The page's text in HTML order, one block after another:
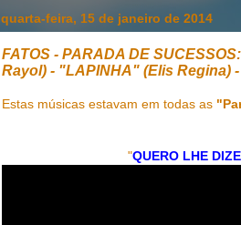
quarta-feira, 15 de janeiro de 2014
FATOS - PARADA DE
Rayol) - "LAPINHA" (Elis Regina)
Estas músicas estavam em todas as
"QUERO LHE